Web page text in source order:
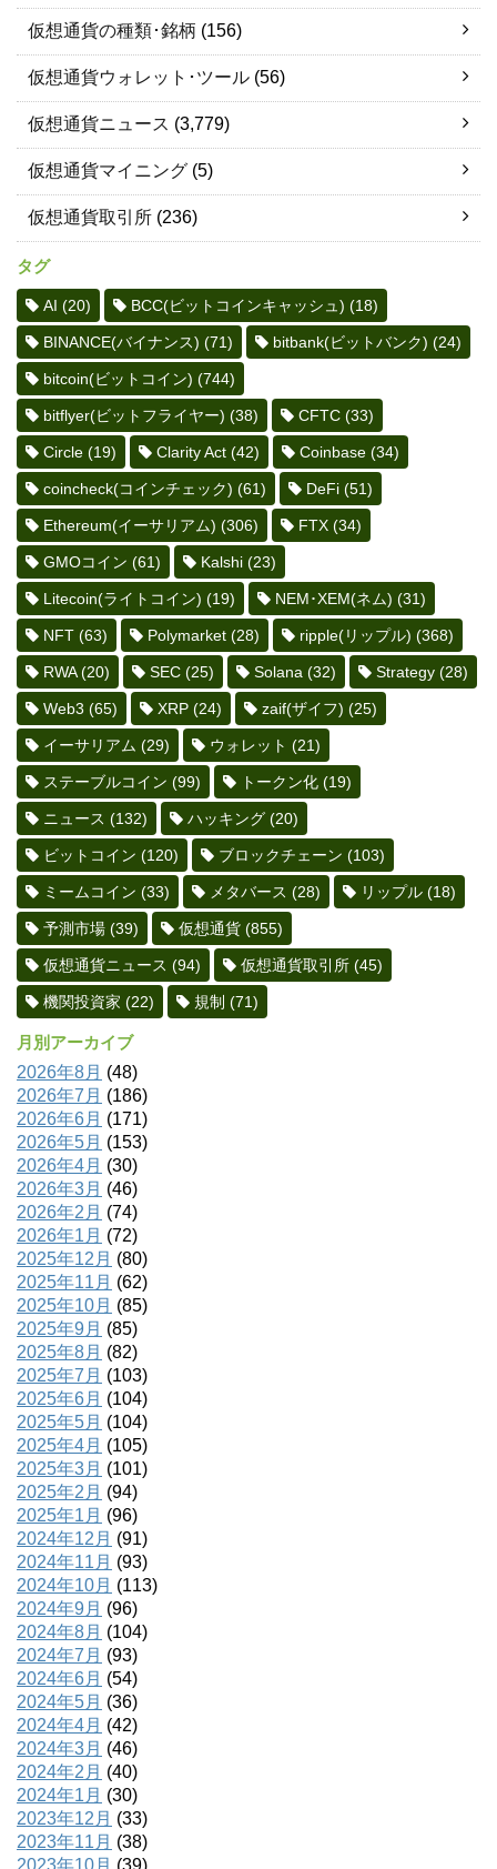
仮想通貨の種類･銘柄 (156)
仮想通貨ウォレット･ツール (56)
仮想通貨ニュース (3,779)
仮想通貨マイニング (5)
仮想通貨取引所 (236)
タグ
AI (20) BCC(ビットコインキャッシュ) (18)
BINANCE(バイナンス) (71) bitbank(ビットバンク) (24)
bitcoin(ビットコイン) (744)
bitflyer(ビットフライヤー) (38) CFTC (33)
Circle (19) Clarity Act (42) Coinbase (34)
coincheck(コインチェック) (61) DeFi (51)
Ethereum(イーサリアム) (306) FTX (34)
GMOコイン (61) Kalshi (23)
Litecoin(ライトコイン) (19) NEM･XEM(ネム) (31)
NFT (63) Polymarket (28) ripple(リップル) (368)
RWA(20) SEC (25) Solana (32) Strategy (28)
Web3 (65) XRP (24) zaif(ザイフ) (25)
イーサリアム (29) ウォレット (21)
ステーブルコイン (99) トークン化 (19)
ニュース (132) ハッキング (20)
ビットコイン (120) ブロックチェーン (103)
ミームコイン (33) メタバース (28) リップル (18)
予測市場 (39) 仮想通貨 (855)
仮想通貨ニュース (94) 仮想通貨取引所 (45)
機関投資家 (22) 規制 (71)
月別アーカイブ
2026年8月 (48)
2026年7月 (186)
2026年6月 (171)
2026年5月 (153)
2026年4月 (30)
2026年3月 (46)
2026年2月 (74)
2026年1月 (72)
2025年12月 (80)
2025年11月 (62)
2025年10月 (85)
2025年9月 (85)
2025年8月 (82)
2025年7月 (103)
2025年6月 (104)
2025年5月 (104)
2025年4月 (105)
2025年3月 (101)
2025年2月 (94)
2025年1月 (96)
2024年12月 (91)
2024年11月 (93)
2024年10月 (113)
2024年9月 (96)
2024年8月 (104)
2024年7月 (93)
2024年6月 (54)
2024年5月 (36)
2024年4月 (42)
2024年3月 (46)
2024年2月 (40)
2024年1月 (30)
2023年12月 (33)
2023年11月 (38)
2023年10月 (39)